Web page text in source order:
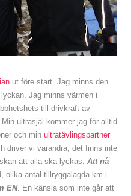
ut före start. Jag minns den
Jag minns värmen i
till drivkraft av
ultrasjäl kommer jag för alltid
och min ultratävlingspartner
driver vi varandra, det finns inte
att alla ska lyckas. Att nå
olika antal tillryggalagda km i
EN. En känsla som inte går att